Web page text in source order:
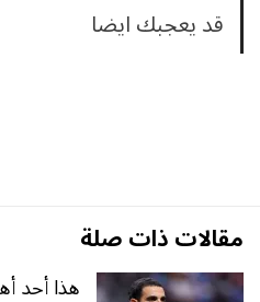
قد يعجبك ايضا
مقالات ذات صلة
هذا أحد